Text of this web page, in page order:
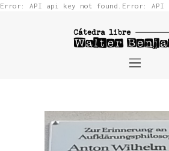
Error: API api key not found.Error: API
Cátedra Libre
Home
Proyectos
Eventos
Becas